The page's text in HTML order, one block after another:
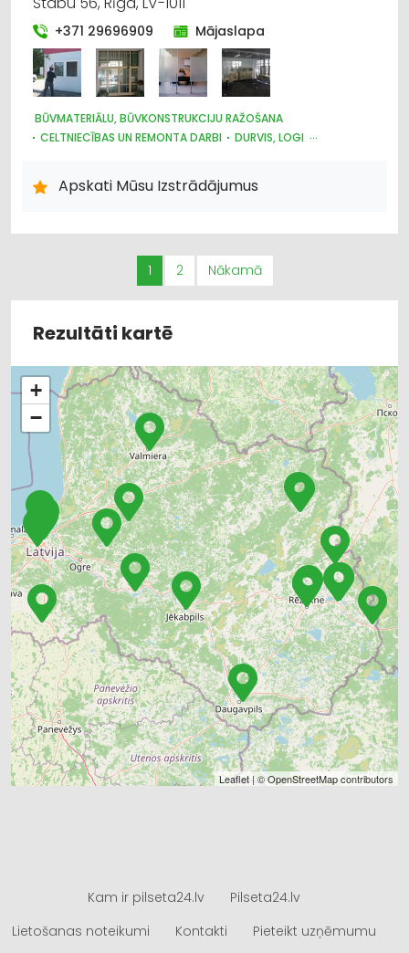
+371 29696909 Mājaslapa
BŪVMATERIĀLU, BŪVKONSTRUKCIJU RAŽOŠANA
CELTNIECĪBAS UN REMONTA DARBI
DURVIS, LOGI
STIKLS UN STIKLA IZSTRĀDĀJUMU TIRDZNIECĪBA
Apskati Mūsu Izstrādājumus
1 2 Nākamā
Rezultāti kartē
+
−
Leaflet | ©OpenStreetMapcontributors
Kam ir pilseta24.lv
Pilseta24.lv
Lietošanas noteikumi
Kontakti Pieteikt uzņēmumu